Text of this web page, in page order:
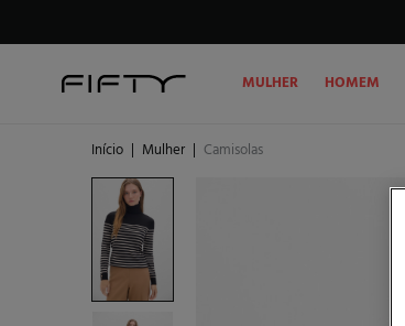
MULHER HOMEM
Início | Mulher | Camisolas